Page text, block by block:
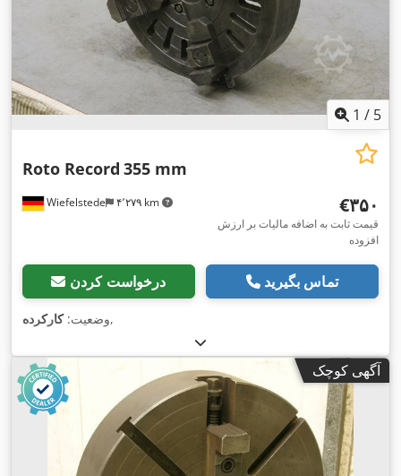
1 / 5
Wiefelstede ۴٬۲۷۹ km
Roto Record 355 mm
‎€۳۵۰
قیمت ثابت به اضافه مالیات بر ارزش
افزوده
درخواست کردن تماس بگیرید
وضعیت:کارکرده ,
آگهی کوچک